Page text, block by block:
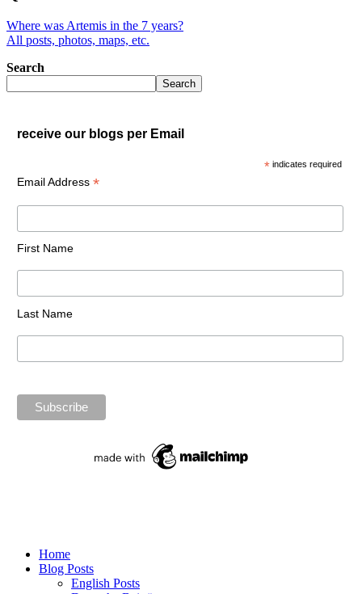
Where was Artemis in the 7 years?
All posts, photos, maps, etc.
Search
Search
receive our blogs per Email
* indicates required
Email Address *
First Name
Last Name
Home
Blog Posts
English Posts